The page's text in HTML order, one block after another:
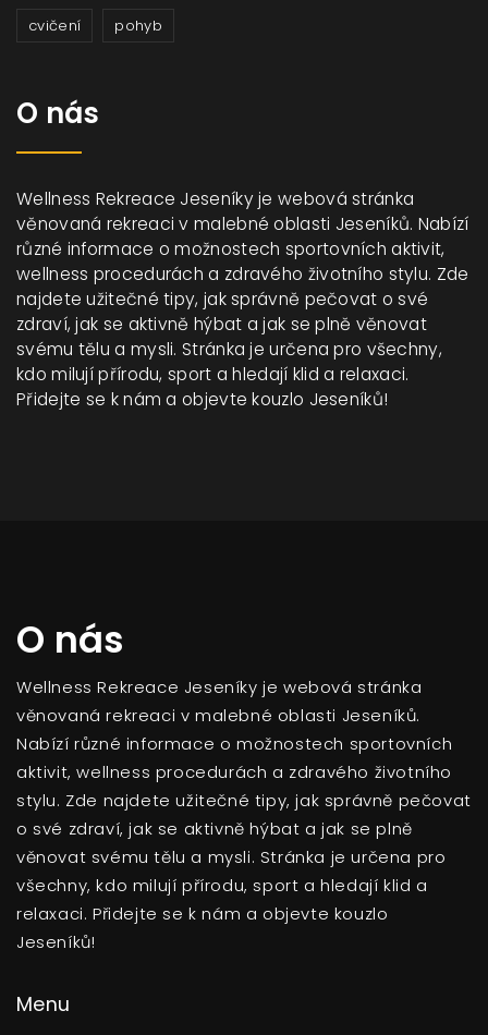
cvičení pohyb
O nás
Wellness Rekreace Jeseníky je webová stránka
věnovaná rekreaci v malebné oblasti Jeseníků. Nabízí
různé informace o možnostech sportovních aktivit,
wellness procedurách a zdravého životního stylu. Zde
najdete užitečné tipy, jak správně pečovat o své
zdraví, jak se aktivně hýbat a jak se plně věnovat
svému tělu a mysli. Stránka je určena pro všechny,
kdo milují přírodu, sport a hledají klid a relaxaci.
Přidejte se k nám a objevte kouzlo Jeseníků!
O nás
Wellness Rekreace Jeseníky je webová stránka
věnovaná rekreaci v malebné oblasti Jeseníků.
Nabízí různé informace o možnostech sportovních
aktivit, wellness procedurách a zdravého životního
stylu. Zde najdete užitečné tipy, jak správně pečovat
o své zdraví, jak se aktivně hýbat a jak se plně
věnovat svému tělu a mysli. Stránka je určena pro
všechny, kdo milují přírodu, sport a hledají klid a
relaxaci. Přidejte se k nám a objevte kouzlo
Jeseníků!
Menu